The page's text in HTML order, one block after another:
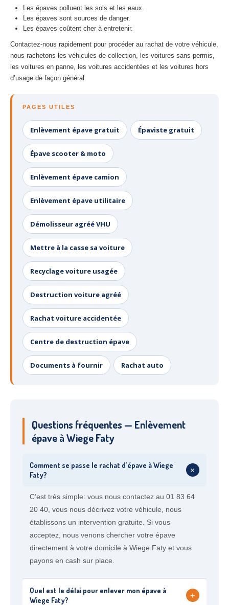
Les épaves polluent les sols et les eaux.
Les épaves sont sources de danger.
Les épaves coûtent cher à entretenir.
Contactez-nous rapidement pour procéder au rachat de votre véhicule,
nous rachetons les véhicules de collection, les voitures sans permis,
les voitures en panne, les voitures accidentées et les voitures hors
d’usage de façon général.
PAGES UTILES
Enlèvement épave gratuit Épaviste gratuit
Épave scooter & moto
Enlèvement épave camion
Enlèvement épave utilitaire
Démolisseur agréé VHU
Mettre à la casse sa voiture
Recyclage voiture usagée
Destruction voiture agréé
Rachat voiture accidentée
Centre de destruction épave
Documents à fournir Rachat auto
Questions fréquentes — Enlèvement
épave à Wiege Faty
Comment se passe le rachat d’épave à Wiege
Faty?
+
C’est très simple: vous nous contactez au 01 83 64
20 40, vous nous décrivez votre véhicule, nous
établissons un intervention gratuite. Si vous
acceptez, nous venons chercher votre épave
directement à votre domicile à Wiege Faty et vous
payons en cash sur place.
Quel est le délai pour enlever mon épave à
Wiege Faty?
+